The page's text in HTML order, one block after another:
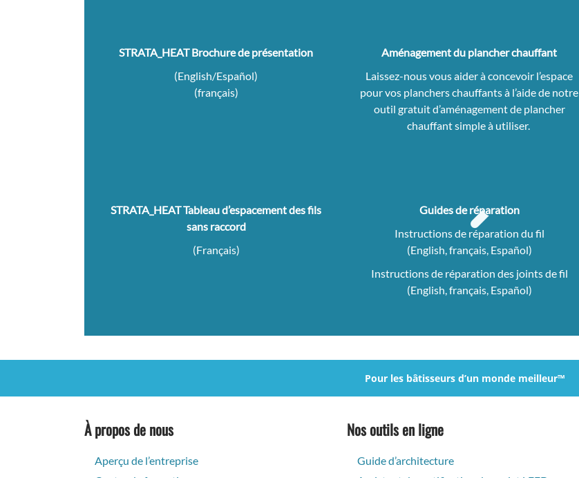
STRATA_HEAT Brochure de présentation
(English/Español)
(français)
Aménagement du plancher chauffant
Laissez-nous vous aider à concevoir l’espace
pour vos planchers chauffants à l’aide de notre
outil gratuit d’aménagement de plancher
chauffant simple à utiliser.
STRATA_HEAT Tableau d’espacement des fils
sans raccord
(Français)
Guides de réparation
Instructions de réparation du fil
(English, français, Español)
Instructions de réparation des joints de fil
(English, français, Español)
Pour les bâtisseurs d’un monde meilleur™
À propos de nous
Aperçu de l’entreprise
Nos outils en ligne
Guide d’architecture